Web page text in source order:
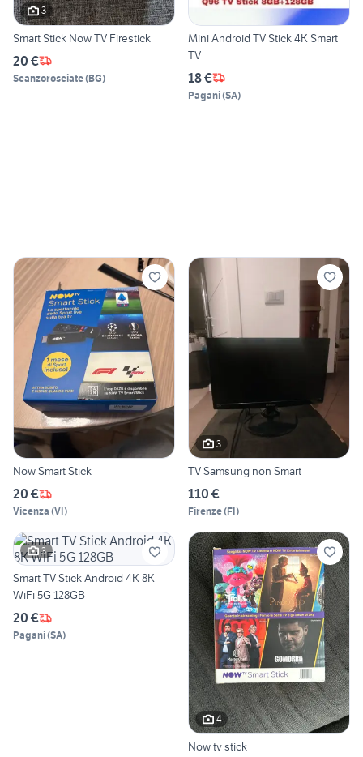
3
Smart Stick Now TV Firestick
20 €
Scanzorosciate(BG)
Mini Android TV Stick 4K Smart
TV
18 €
Pagani(SA)
Now Smart Stick
20 €
Vicenza (VI)
3
TV Samsung non Smart
110 €
Firenze(FI)
3
Smart TV Stick Android 4K 8K
WiFi 5G 128GB
20 €
Pagani(SA)
4
Now tv stick